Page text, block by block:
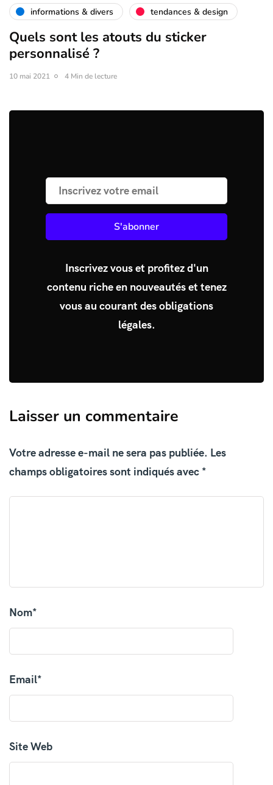
informations & divers tendances & design
Quels sont les atouts du sticker
personnalisé ?
10 mai 2021 4 Min de lecture
S'abonner
Inscrivez vous et profitez d'un
contenu riche en nouveautés et tenez
vous au courant des obligations
légales.
Laisser un commentaire
Votre adresse e-mail ne sera pas publiée. Les
champs obligatoires sont indiqués avec *
Nom*
Email*
Site Web